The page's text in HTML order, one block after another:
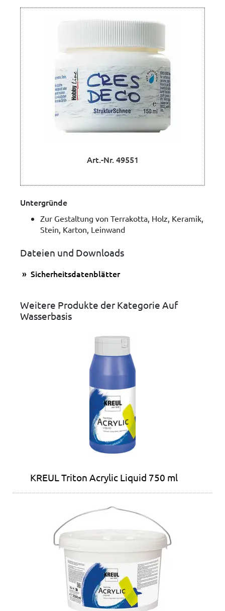
Art.-Nr. 49551
Untergründe
Zur Gestaltung von Terrakotta, Holz, Keramik,
Stein, Karton, Leinwand
Dateien und Downloads
Sicherheitsdatenblätter
Weitere Produkte der Kategorie Auf
Wasserbasis
KREUL Triton Acrylic Liquid 750 ml